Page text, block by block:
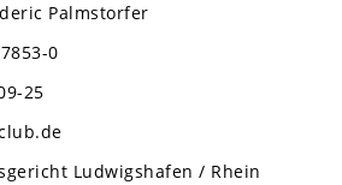
Palmstorfer
0
25
Ludwigshafen / Rhein